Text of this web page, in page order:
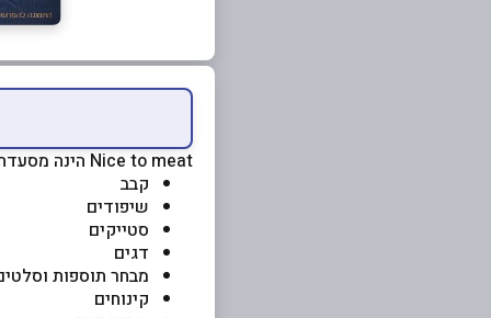
Nice to meat הינה מסעדת בשרים על האש עם מגוון רחב של מוצרים וביניהם:
קבב
שיפודים
סטייקים
דגים
מבחר תוספות
קינוחים